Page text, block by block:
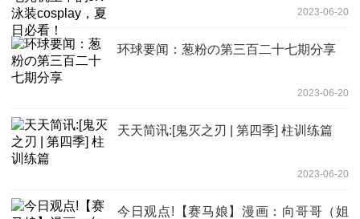
2023-06-20
环球要闻：葱粉の第三百二十七期分享
2023-06-20
天天简讯:[鬼灭之刃 | 第四季] 柱训练篇
2023-06-20
今日观点!【赛马娘】漫画：向哥哥（姐